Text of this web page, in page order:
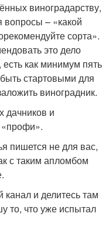
виноградарству,
вопросы – «какой
сорта».
это дело
как минимум пять
стартовыми для
виноградник.
дачников и
«профи».
пишется не для вас,
с таким апломбом
канал и делитесь там
то, что уже испытал